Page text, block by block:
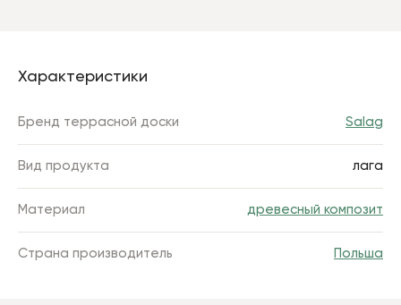
Характеристики
Бренд террасной доски Salag
Вид продукта лага
Материал древесный композит
Страна производитель Польша